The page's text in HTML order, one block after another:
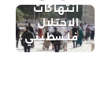
انتهاكات
الاحتلال
فلسطيني